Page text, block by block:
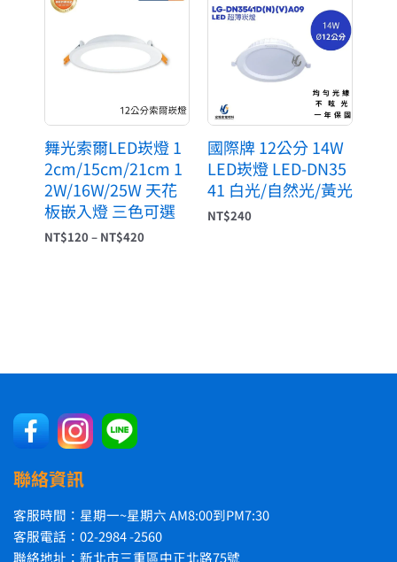
舞光索爾LED崁燈 1
2cm/15cm/21cm 1
2W/16W/25W 天花
板嵌入燈 三色可選
NT$120– NT$420
NT$120
到
國際牌 12公分 14W
LED崁燈 LED-DN35
41 白光/自然光/黃光
NT$240
聯絡資訊
客服時間：星期一~星期六 AM8:00到PM7:30
客服電話：02-2984 -2560
聯絡地址：新北市三重區中正北路75號